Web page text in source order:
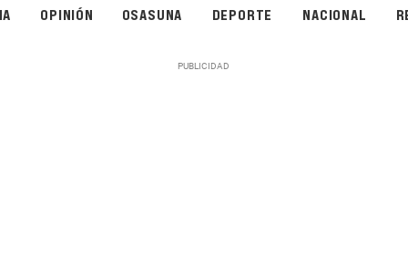
OPINIÓN OSASUNA DEPORTE NACIONAL